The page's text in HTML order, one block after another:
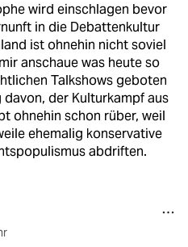
wird einschlagen bevor
in die Debattenkultur
ist ohnehin nicht soviel
anschaue was heute so
Talkshows geboten
der Kulturkampf aus
ohnehin schon rüber, weil
ehemalig konservative
abdriften.